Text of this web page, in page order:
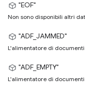
"EOF"
Non sono disponibili altri
"ADF_JAMMED"
L'alimentatore di
"ADF_EMPTY"
L'alimentatore di documenti